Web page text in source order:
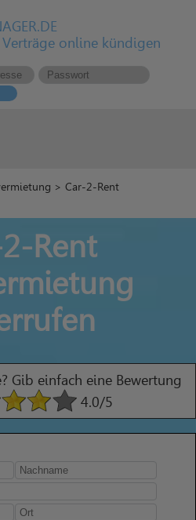
online kündigen
> Car-2-Rent
Rent
Gib einfach eine Bewertung
4.0/5